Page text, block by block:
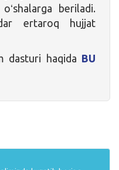
beriladi.
ertaroq hujjat
dasturi haqida BU